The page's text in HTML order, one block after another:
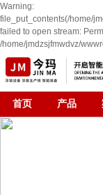
Warning:
file_put_contents(/home/
failed to open stream:
/home/jmdzsjfmwdvz/
首页 产品